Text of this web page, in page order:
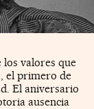
los valores que
el primero de
El aniversario
ausencia